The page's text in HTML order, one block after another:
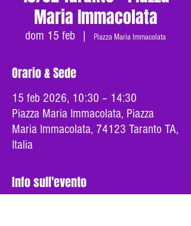
Maria Immacolata
dom 15 feb
  |
Piazza Maria Immacolata
Orario & Sede
15 feb 2026, 10:30 – 14:30
Piazza Maria Immacolata, Piazza
Maria Immacolata, 74123 Taranto TA,
Italia
Info sull'evento